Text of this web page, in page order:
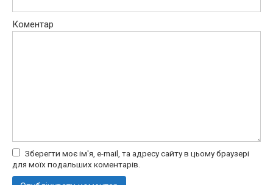
Коментар
Зберегти моє ім'я, e-mail, та адресу сайту в цьому браузері
для моїх подальших коментарів.